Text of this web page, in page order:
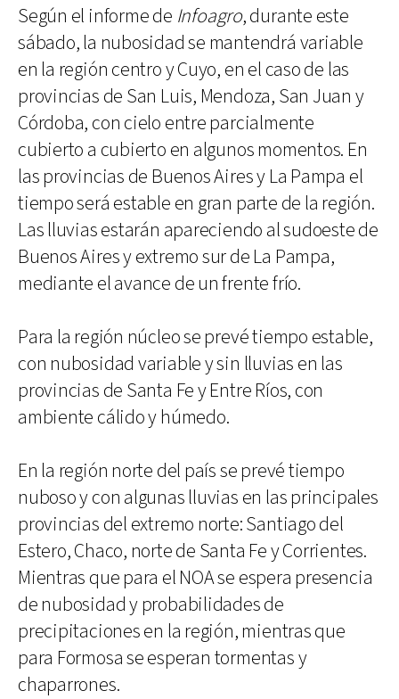
Según el informe de Infoagro, durante este
sábado, la nubosidad se mantendrá variable
en la región centro y Cuyo, en el caso de las
provincias de San Luis, Mendoza, San Juan y
Córdoba, con cielo entre parcialmente
cubierto a cubierto en algunos momentos. En
las provincias de Buenos Aires y La Pampa el
tiempo será estable en gran parte de la región.
Las lluvias estarán apareciendo al sudoeste de
Buenos Aires y extremo sur de La Pampa,
mediante el avance de un frente frío.
Para la región núcleo se prevé tiempo estable,
con nubosidad variable y sin lluvias en las
provincias de Santa Fe y Entre Ríos, con
ambiente cálido y húmedo.
En la región norte del país se prevé tiempo
nuboso y con algunas lluvias en las principales
provincias del extremo norte: Santiago del
Estero, Chaco, norte de Santa Fe y Corrientes.
Mientras que para el NOA se espera presencia
de nubosidad y probabilidades de
precipitaciones en la región, mientras que
para Formosa se esperan tormentas y
chaparrones.